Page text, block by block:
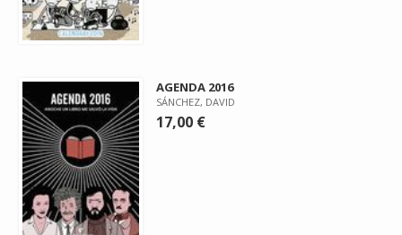
AGENDA 2016
SÁNCHEZ, DAVID
17,00 €